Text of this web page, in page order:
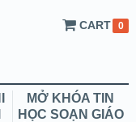
CART 0
MỞ KHÓA TIN
HỌC SOẠN GIÁO